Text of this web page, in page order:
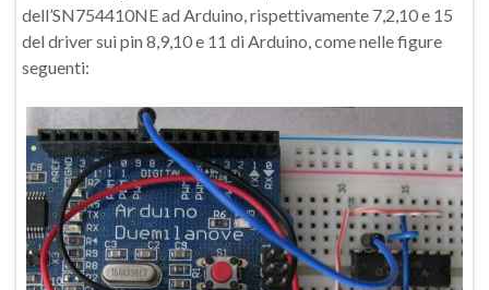
dell’SN754410NE ad Arduino, rispettivamente 7,2,10 e 15
del driver sui pin 8,9,10 e 11 di Arduino, come nelle figure
seguenti: